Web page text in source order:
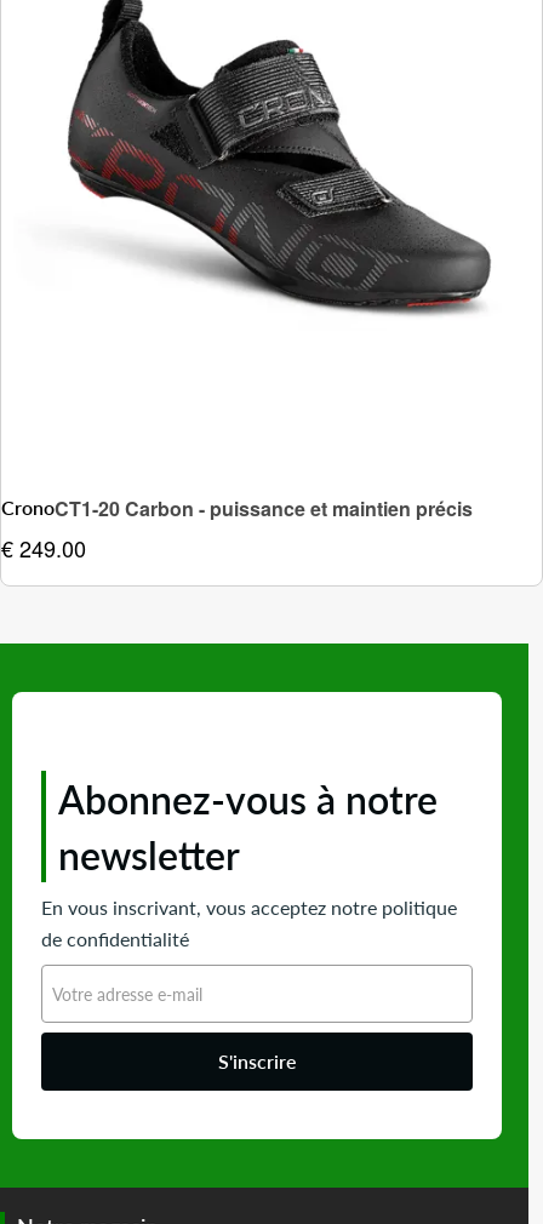
CronoCT1-20 Carbon - puissance et maintien précis
€ 249.00
Abonnez-vous à notre
newsletter
En vous inscrivant, vous acceptez notre politique
de confidentialité
S'inscrire